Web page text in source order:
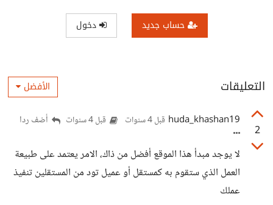
حساب جديد دخول
التعليقات الأفضل
2
huda_khashan19 قبل 4 سنوات قبل 4 سنوات أضف ردا
لا يوجد مبدأ هذا الموقع أفضل من ذاك، الامر يعتمد على طبيعة
العمل الذي ستقوم به كمستقل أو عميل تود من المستقلين تنفيذ
عملك